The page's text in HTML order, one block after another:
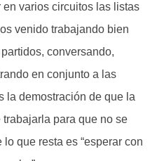
en varios circuitos las listas
venido trabajando bien
conversando,
en conjunto a las
la demostración de que la
para que no se
que resta es “esperar con